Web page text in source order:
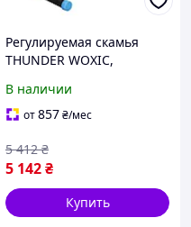
Регулируемая скамья
THUNDER WOXIC,
домашних тренировок.
Эргономичные ручки
В наличии
от857₴/мес
5 142₴
5 412 ₴
Купить